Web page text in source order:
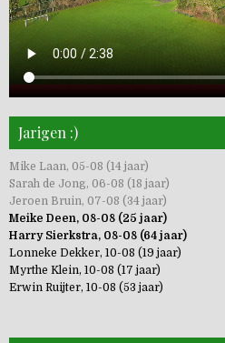
Jarigen :)
Mike Laan, 05-08 (14 jaar)
Sarah de Jong, 06-08 (18 jaar)
Jeroen Bruin, 07-08 (34 jaar)
Meike Deen, 08-08 (25 jaar)
Harry Sierkstra, 08-08 (64 jaar)
Lonneke Dekker, 10-08 (19 jaar)
Myrthe Klein, 10-08 (17 jaar)
Erwin Ruijter, 10-08 (53 jaar)